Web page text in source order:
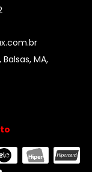
MA,